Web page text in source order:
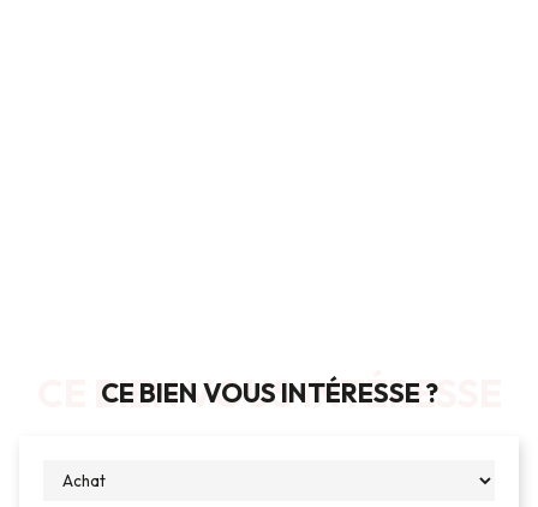
CE BIEN VOUS INTÉRESSE ?
CE BIEN VOUS INTÉRESSE